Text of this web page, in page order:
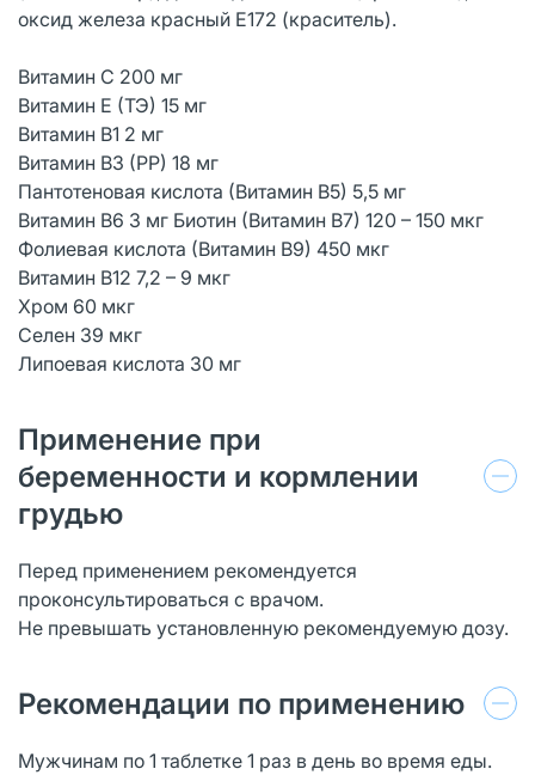
оксид железа красный Е172 (краситель).
Витамин С 200 мг
Витамин Е (ТЭ) 15 мг
Витамин В1 2 мг
Витамин В3 (РР) 18 мг
Пантотеновая кислота (Витамин В5) 5,5 мг
Витамин В6 3 мг Биотин (Витамин В7) 120 – 150 мкг
Фолиевая кислота (Витамин В9) 450 мкг
Витамин В12 7,2 – 9 мкг
Хром 60 мкг
Селен 39 мкг
Липоевая кислота 30 мг
Применение при
беременности и кормлении
грудью
Перед применением рекомендуется
проконсультироваться с врачом.
Не превышать установленную рекомендуемую дозу.
Рекомендации по применению
Мужчинам по 1 таблетке 1 раз в день во время еды.